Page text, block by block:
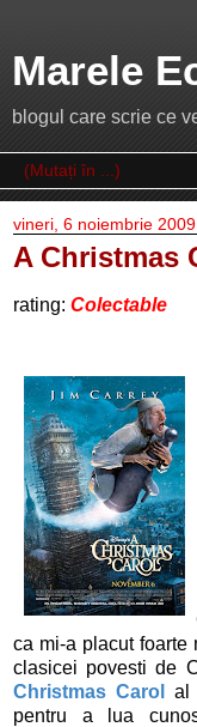
Marele
blogul care scrie ce
vineri, 6 noiembrie 2009
A Christmas
rating: Colectable
ca mi-a placut foarte
clasicei povesti de
Christmas Carol
al
pentru a lua